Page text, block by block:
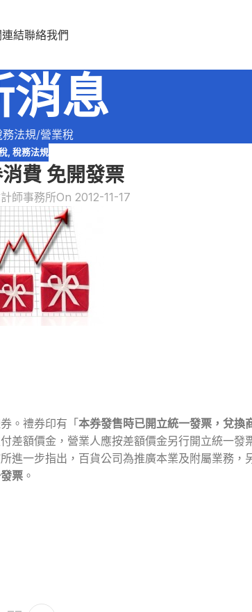
結聯絡我們
消息
務法規 營業稅
, 稅務法規
費 免開發票
師事務所On 2012-11-17
。禮券印有「本券發售時已開立統一發票，兌換
差額價金，營業人應按差額價金另行開立統一發
一步指出，百貨公司為推廣本業及附屬業務，
票 。